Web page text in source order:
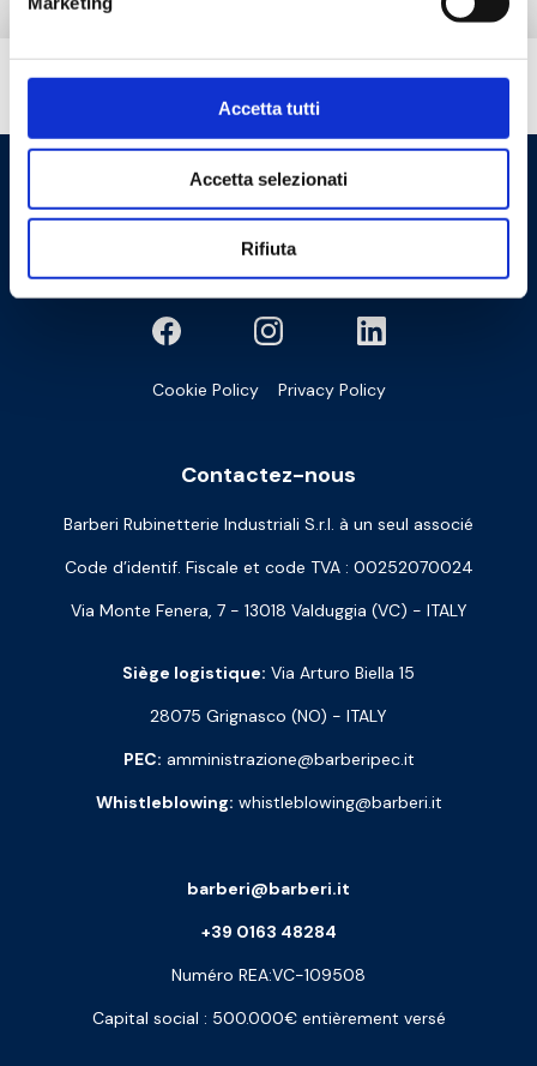
Accetta tutti
Accetta selezionati
Rifiuta
Besoin d’aide ?
Cookie Policy Privacy Policy
Contactez-nous
Barberi Rubinetterie Industriali S.r.l. à un seul associé
Code d’identif. Fiscale et code TVA : 00252070024
Via Monte Fenera, 7 - 13018 Valduggia (VC) - ITALY
Siège logistique: Via Arturo Biella 15
28075 Grignasco (NO) - ITALY
PEC: amministrazione@barberipec.it
Whistleblowing: whistleblowing@barberi.it
barberi@barberi.it
+39 0163 48284
Numéro REA:VC-109508
Capital social : 500.000€ entièrement versé